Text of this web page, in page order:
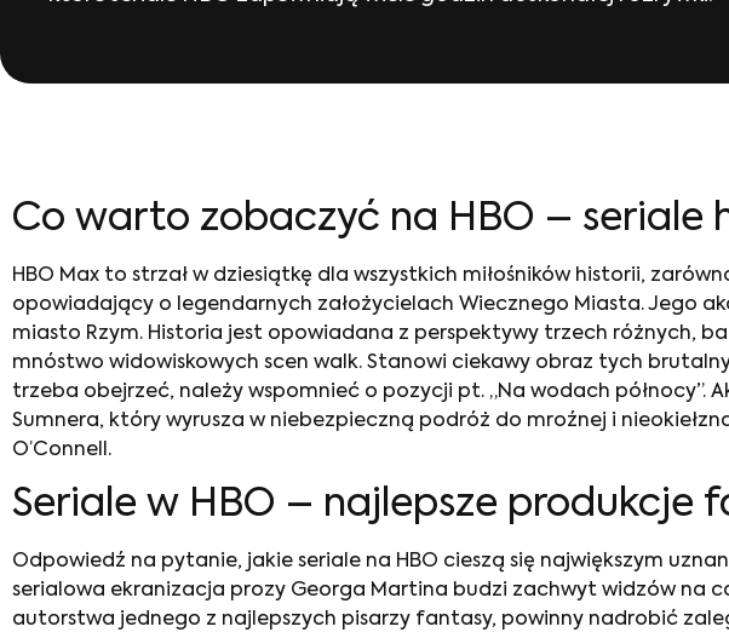
Co warto zobaczyć na HBO – seriale
HBO Max to strzał w dziesiątkę dla wszystkich miłośników historii,
opowiadający o legendarnych założycielach Wiecznego Miasta. Jego
miasto Rzym. Historia jest opowiadana z perspektywy trzech różnych,
mnóstwo widowiskowych scen walk. Stanowi ciekawy obraz tych
trzeba obejrzeć, należy wspomnieć o pozycji pt. „Na wodach
Sumnera, który wyrusza w niebezpieczną podróż do mroźnej i
O’Connell.
Seriale w HBO – najlepsze produkcje
Odpowiedź na pytanie, jakie seriale na HBO cieszą się największym
serialowa ekranizacja prozy Georga Martina budzi zachwyt widzów na
autorstwa jednego z najlepszych pisarzy fantasy, powinny nadrobić